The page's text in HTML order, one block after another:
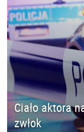
Ciało aktora
zwłok